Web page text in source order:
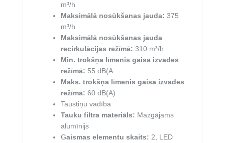
m³/h
Maksimālā nosūkšanas jauda: 375
m³/h
Maksimālā nosūkšanas jauda
recirkulācijas režīmā:310 m³/h
Min. trokšņa līmenis gaisa izvades
režīmā: 55 dB(A
Maks. trokšņa līmenis gaisa izvades
režīmā: 60 dB(A)
Taustiņu vadība
Tauku filtra materiāls: Mazgājams
alumīnijs
Gaismas elementu skaits: 2, LED